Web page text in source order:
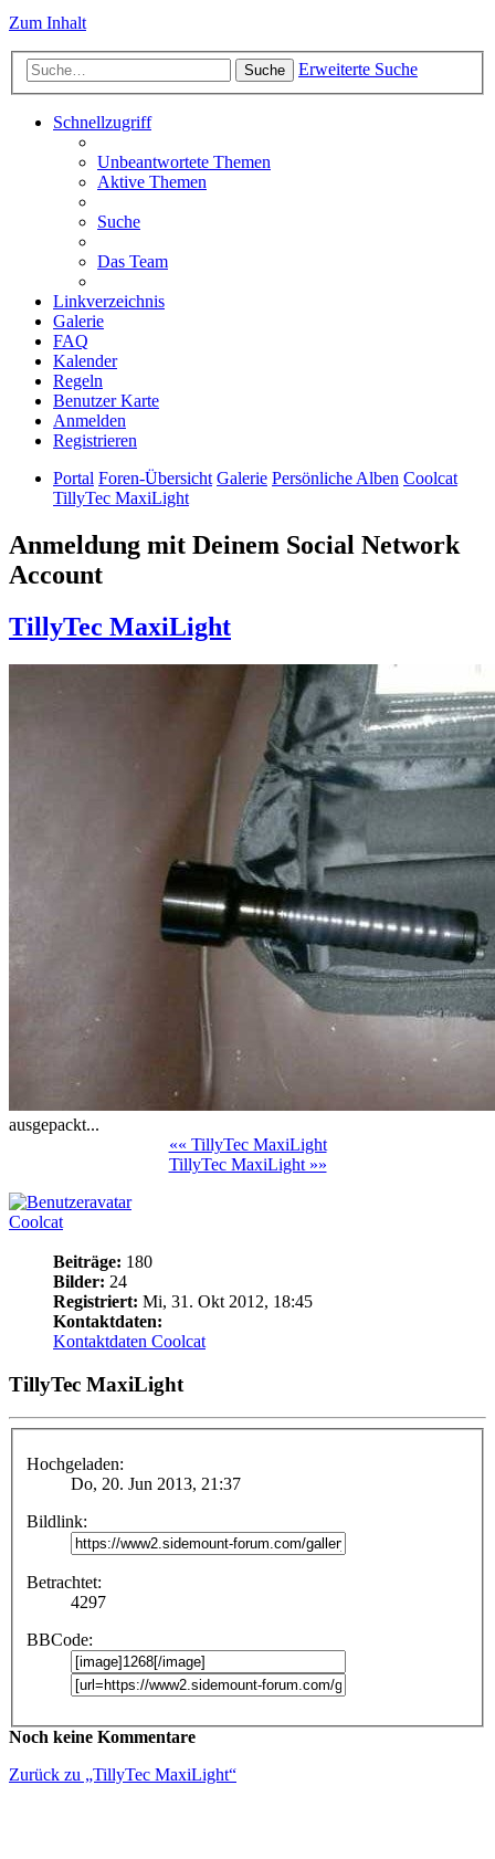
Zum Inhalt
Suche Erweiterte Suche
Schnellzugriff
Unbeantwortete Themen
Aktive Themen
Suche
Das Team
Linkverzeichnis
Galerie
FAQ
Kalender
Regeln
Benutzer Karte
Anmelden
Registrieren
Portal Foren-Übersicht Galerie Persönliche Alben Coolcat
TillyTec MaxiLight
Anmeldung mit Deinem Social Network
Account
TillyTec MaxiLight
ausgepackt...
«« TillyTec MaxiLight
TillyTec MaxiLight »»
Coolcat
Beiträge: 180
Bilder: 24
Registriert: Mi, 31. Okt 2012, 18:45
Kontaktdaten:
Kontaktdaten Coolcat
TillyTec MaxiLight
Hochgeladen:
Do, 20. Jun 2013, 21:37
Bildlink:
Betrachtet:
4297
BBCode:
Noch keine Kommentare
Zurück zu „TillyTec MaxiLight“